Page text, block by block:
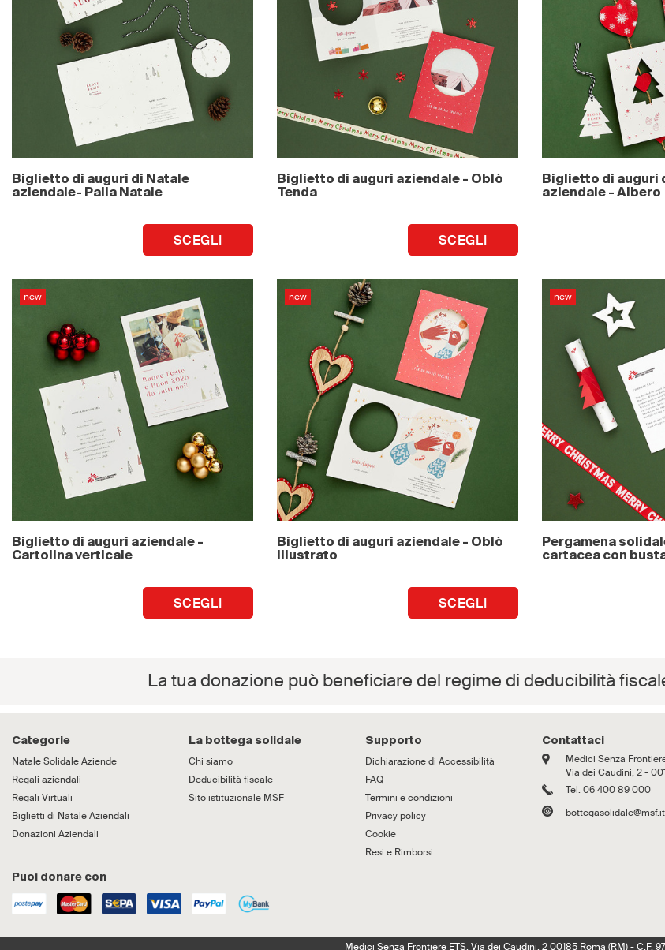
Biglietto di auguri di Natale
aziendale- Palla Natale
SCEGLI
Biglietto di auguri aziendale - Oblò
Tenda
SCEGLI
Biglietto di auguri
aziendale - Albero
new
Biglietto di auguri aziendale -
Cartolina verticale
SCEGLI
new
Biglietto di auguri aziendale - Oblò
illustrato
SCEGLI
new
Pergamena
cartacea con
La tua donazione può beneficiare del regime di deducibilità
Contattaci
Medici Senza
Via dei Caudini, 2 -
Tel. 06 400 89 000
bottegasolidale@msf.it
Categorie
Natale Solidale Aziende
Regali aziendali
Regali Virtuali
Biglietti di Natale Aziendali
Donazioni Aziendali
La bottega solidale
Chi siamo
Deducibilità fiscale
Sito istituzionale MSF
Supporto
Dichiarazione di Accessibilità
FAQ
Termini e condizioni
Privacy policy
Cookie
Resi e Rimborsi
Puoi donare con
Medici Senza Frontiere ETS, Via dei Caudini, 2 00185 Roma (RM) - C.F.